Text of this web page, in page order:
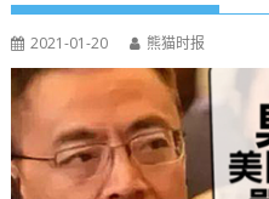
2021-01-20 熊猫时报